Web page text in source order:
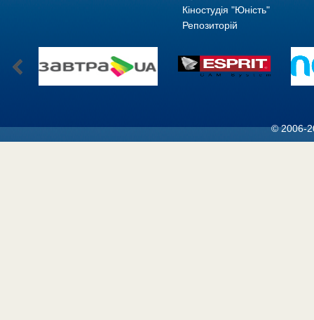
Кіностудія "Юність"
Репозиторій
© 2006-